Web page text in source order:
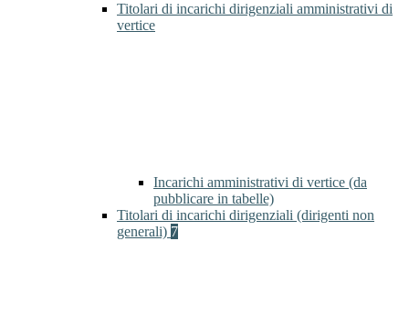
Titolari di incarichi dirigenziali amministrativi di
vertice
Incarichi amministrativi di vertice (da
pubblicare in tabelle)
Titolari di incarichi dirigenziali (dirigenti non
generali) 7